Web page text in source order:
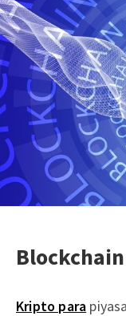
Blockchain
Kripto para